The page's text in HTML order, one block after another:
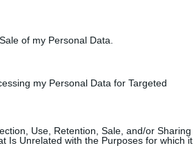
of my Personal Data.
my Personal Data for Targeted
Use, Retention, Sale, and/or Sharing
Is Unrelated with the Purposes for which it